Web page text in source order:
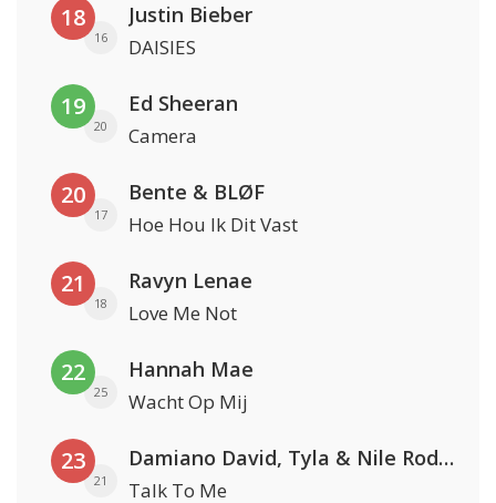
18
16
Justin Bieber
DAISIES
19
20
Ed Sheeran
Camera
20
17
Bente & BLØF
Hoe Hou Ik Dit Vast
21
18
Ravyn Lenae
Love Me Not
22
25
Hannah Mae
Wacht Op Mij
23
21
Damiano David, Tyla & Nile Rodgers
Talk To Me